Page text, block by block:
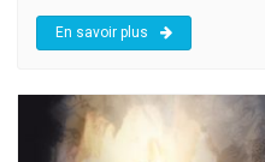
En savoir plus